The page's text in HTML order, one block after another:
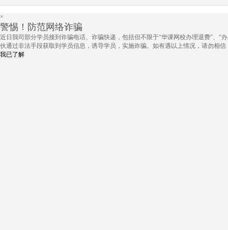
×
警惕！防范网络诈骗
近日我司部分学员接到诈骗电话、诈骗快递，包括但不限于“华课网校办理退费”、“
伙通过非法手段获取到学员信息，诱导学员，实施诈骗。如有遇以上情况，请勿相
我已了解